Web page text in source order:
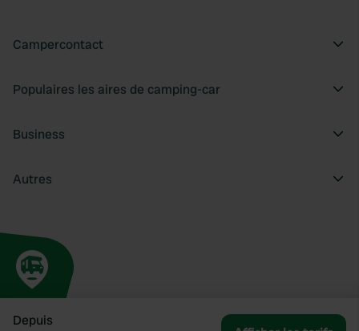
Depuis
Campercontact
Populaires les aires de camping-car
Business
Autres